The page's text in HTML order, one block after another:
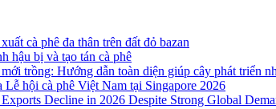
cà phê đa thân trên đất đỏ bazan
hậu bị và tạo tán cà phê
trồng: Hướng dẫn toàn diện giúp cây phát triển
Lễ hội cà phê Việt Nam tại Singapore 2026
Decline in 2026 Despite Strong Global